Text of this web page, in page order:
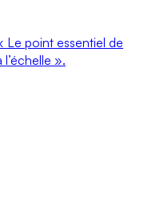
Le point essentiel de
».